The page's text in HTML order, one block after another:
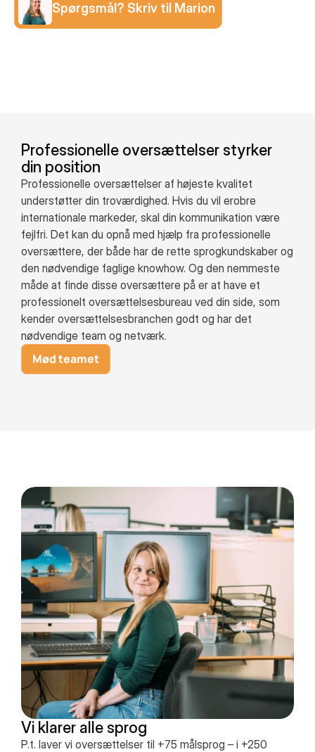
Spørgsmål? Skriv til Marion
Professionelle oversættelser styrker
din position
Professionelle oversættelser af højeste kvalitet
understøtter din troværdighed. Hvis du vil erobre
internationale markeder, skal din kommunikation være
fejlfri. Det kan du opnå med hjælp fra professionelle
oversættere, der både har de rette sprogkundskaber og
den nødvendige faglige knowhow. Og den nemmeste
måde at finde disse oversættere på er at have et
professionelt oversættelsesbureau ved din side, som
kender oversættelsesbranchen godt og har det
nødvendige team og netværk.
Mød teamet
Vi klarer alle sprog
P.t. laver vi oversættelser til +75 målsprog – i +250